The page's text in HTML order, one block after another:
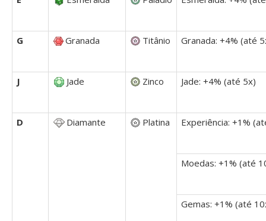
G Granada Titânio Granada: +4% (até
J Jade Zinco Jade: +4% (até 5x)
D Diamante Platina Experiência: +1%
Moedas: +1% (até
Gemas: +1% (até